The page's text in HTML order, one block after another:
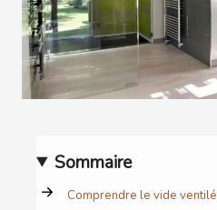
Sommaire
Comprendre le vide ventilé